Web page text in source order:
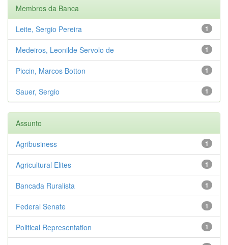
Membros da Banca
1
Leite, Sergio Pereira
1
Medeiros, Leonilde Servolo de
1
Piccin, Marcos Botton
1
Sauer, Sergio
Assunto
1
Agribusiness
1
Agricultural Elites
1
Bancada Ruralista
1
Federal Senate
1
Political Representation